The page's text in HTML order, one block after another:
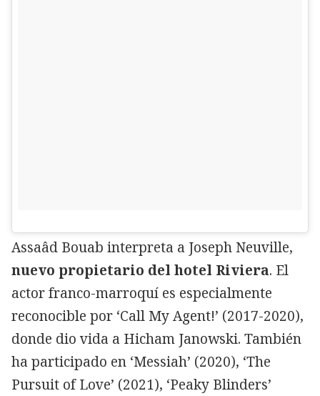
Assaâd Bouab interpreta a Joseph Neuville,
nuevo propietario del hotel Riviera. El
actor franco-marroquí es especialmente
reconocible por ‘Call My Agent!’ (2017-2020),
donde dio vida a Hicham Janowski. También
ha participado en ‘Messiah’ (2020), ‘The
Pursuit of Love’ (2021), ‘Peaky Blinders’